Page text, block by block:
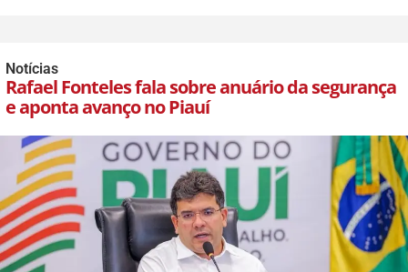
Notícias
Rafael Fonteles fala sobre anuário da segurança
e aponta avanço no Piauí